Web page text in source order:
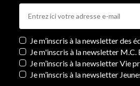
Newsletters
Je m’inscris à la newsletter des
Je m'inscris à la newsletter M.C.
Je m’inscris à la newsletter Vie
Je m’inscris à la newsletter